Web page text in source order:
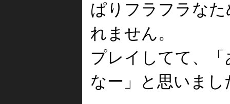
ぱりフラフラな
れません。
プレイしてて、
なー」と思いまし